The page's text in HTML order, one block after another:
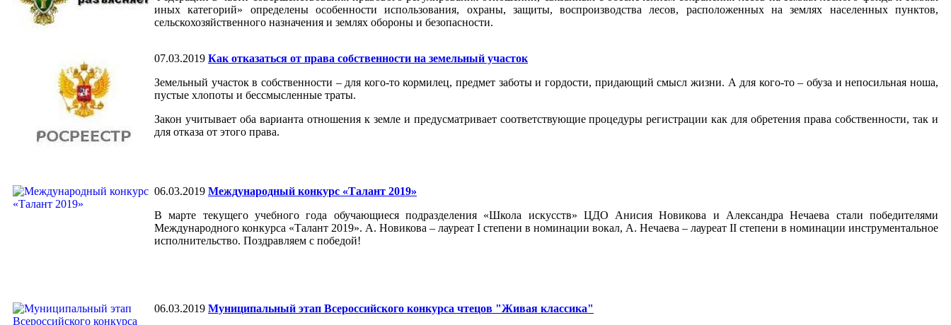
иных категорий» определены особенности использования, охраны, защиты, воспроизводства лесов, расположенных на землях населенных пунктов,
сельскохозяйственного назначения и землях обороны и безопасности.
07.03.2019 Как отказаться от права собственности на земельный участок
Земельный участок в собственности – для кого-то кормилец, предмет заботы и гордости, придающий смысл жизни. А для кого-то – обуза и непосильная ноша,
пустые хлопоты и бессмысленные траты.
Закон учитывает оба варианта отношения к земле и предусматривает соответствующие процедуры регистрации как для обретения права собственности, так и
для отказа от этого права.
06.03.2019 Международный конкурс «Талант 2019»
В марте текущего учебного года обучающиеся подразделения «Школа искусств» ЦДО Анисия Новикова и Александра Нечаева стали победителями
Международного конкурса «Талант 2019». А. Новикова – лауреат I степени в номинации вокал, А. Нечаева – лауреат II степени в номинации инструментальное
исполнительство. Поздравляем с победой!
06.03.2019 Муниципальный этап Всероссийского конкурса чтецов "Живая классика"